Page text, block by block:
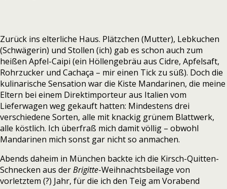
Zurück ins elterliche Haus. Plätzchen (Mutter), Lebkuchen
(Schwägerin) und Stollen (ich) gab es schon auch zum
heißen Apfel-Caipi (ein Höllengebräu aus Cidre, Apfelsaft,
Rohrzucker und Cachaça – mir einen Tick zu süß). Doch die
kulinarische Sensation war die Kiste Mandarinen, die meine
Eltern bei einem Direktimporteur aus Italien vom
Lieferwagen weg gekauft hatten: Mindestens drei
verschiedene Sorten, alle mit knackig grünem Blattwerk,
alle köstlich. Ich überfraß mich damit völlig – obwohl
Mandarinen mich sonst gar nicht so anmachen.
Abends daheim in München backte ich die Kirsch-Quitten-
Schnecken aus derBrigitte-Weihnachtsbeilage von
vorletztem (?) Jahr, für die ich den Teig am Vorabend